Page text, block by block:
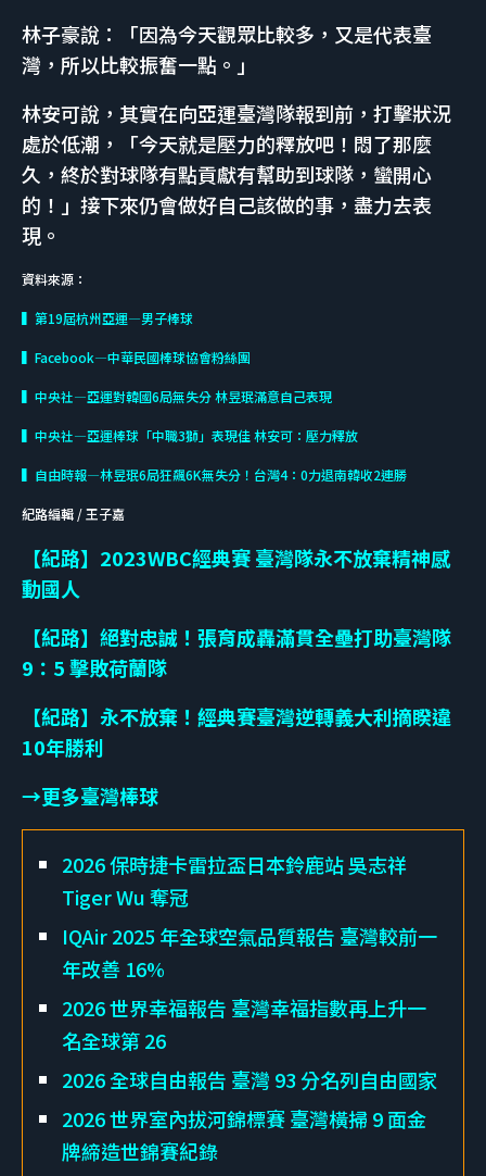
林子豪說：「因為今天觀眾比較多，又是代表臺
灣，所以比較振奮一點。」
林安可說，其實在向亞運臺灣隊報到前，打擊狀況
處於低潮，「今天就是壓力的釋放吧！悶了那麼
久，終於對球隊有點貢獻有幫助到球隊，蠻開心
的！」接下來仍會做好自己該做的事，盡力去表
現。
資料來源：
▍第19屆杭州亞運—男子棒球
▍Facebook—中華民國棒球協會粉絲團
▍中央社—亞運對韓國6局無失分 林昱珉滿意自己表現
▍中央社—亞運棒球「中職3獅」表現佳 林安可：壓力釋放
▍自由時報—林昱珉6局狂飆6K無失分！台灣4：0力退南韓收2連勝
紀路編輯 / 王子嘉
【紀路】2023WBC經典賽 臺灣隊永不放棄精神感
動國人
【紀路】絕對忠誠！張育成轟滿貫全壘打助臺灣隊
9：5 擊敗荷蘭隊
【紀路】永不放棄！經典賽臺灣逆轉義大利摘睽違
10年勝利
→更多臺灣棒球
2026 保時捷卡雷拉盃日本鈴鹿站 吳志祥
Tiger Wu 奪冠
IQAir 2025 年全球空氣品質報告 臺灣較前一
年改善 16%
2026 世界幸福報告 臺灣幸福指數再上升一
名全球第 26
2026 全球自由報告 臺灣 93 分名列自由國家
2026 世界室內拔河錦標賽 臺灣橫掃 9 面金
牌締造世錦賽紀錄